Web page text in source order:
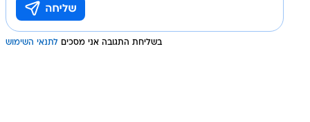
בשליחת התגובה אני מסכים לתנאי השימוש